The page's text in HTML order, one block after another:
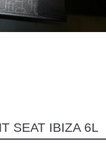
SEAT IBIZA 6L